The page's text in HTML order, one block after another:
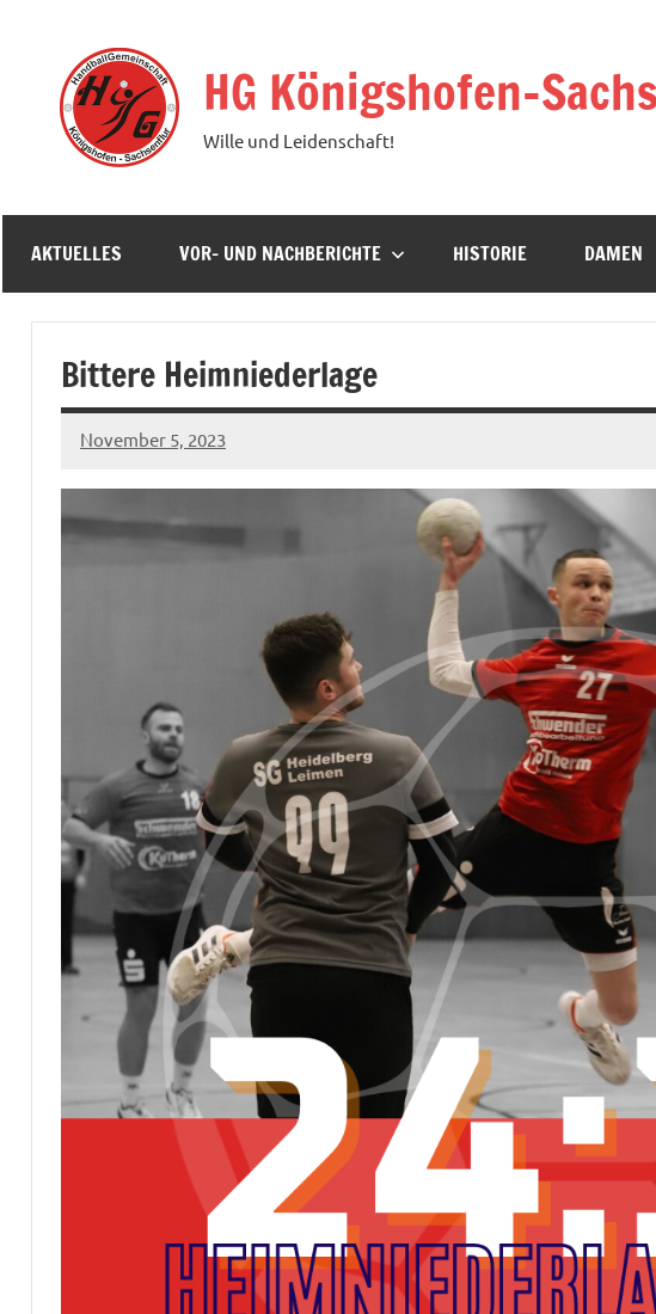
springen
HG Königshofen-
Wille und Leidenschaft!
AKTUELLES VOR- UND NACHBERICHTE HISTORIE DAMEN
Bittere Heimniederlage
November 5, 2023
hgadmin